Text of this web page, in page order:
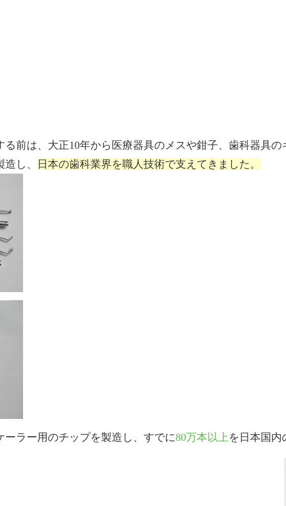
前は、大正10年から医療器具のメスや鉗子、歯科器具
し、
日本の歯科業界を職人技術で支えてきました。
ラー用のチップを製造し、すでに80万本以上 を日本国内